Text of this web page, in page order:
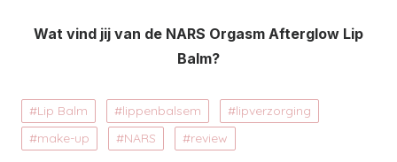
Wat vind jij van de NARS Orgasm Afterglow Lip
Balm?
Lip Balm lippenbalsem
lipverzorging
make-up
NARS review